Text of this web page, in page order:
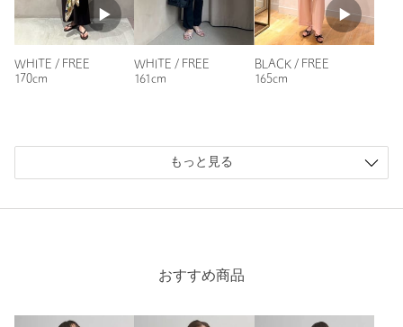
参考になった
投稿日： 2026年7月2日
購入サイズ：FREE
｜
購入カラー：WHITE
気になりません。ハリのある生地で重た過ぎないので、冷房の
効いたオフィスでは真夏でも着用できそうだなと思いました！
になりがちですが、こちらのブラウスは胸元もいい感じにゆと
WHITE / FREE
170cm
WHITE / FREE
161cm
BLACK / FREE
165cm
もっと見る
おすすめ商品